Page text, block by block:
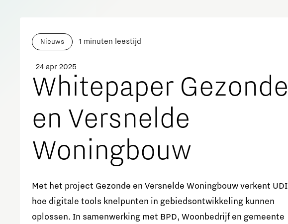
Nieuws 1 minuten leestijd
24 apr 2025
Whitepaper Gezonde
en Versnelde
Woningbouw
Met het project Gezonde en Versnelde Woningbouw verkent UDI
hoe digitale tools knelpunten in gebiedsontwikkeling kunnen
oplossen. In samenwerking met BPD, Woonbedrijf en gemeente